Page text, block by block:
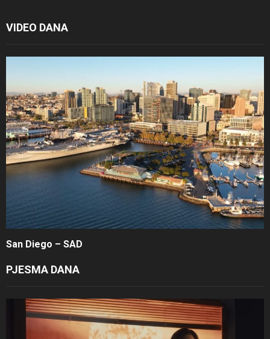
VIDEO DANA
San Diego – SAD
PJESMA DANA